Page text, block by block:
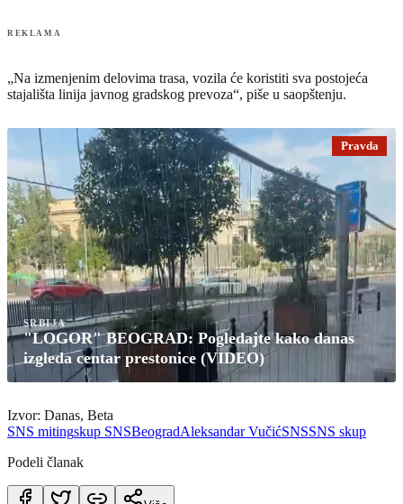
REKLAMA
„Na izmenjenim delovima trasa, vozila će koristiti sva postojeća
stajališta linija javnog gradskog prevoza“, piše u saopštenju.
Pravda
SRBIJA
"LOGOR" BEOGRAD: Pogledajte kako danas
izgleda centar prestonice (VIDEO)
Izvor: Danas, Beta
SNS mitingskup SNSBeogradAleksandar VučićSNSSNS skup
Podeli članak